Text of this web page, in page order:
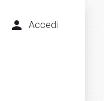
person Accedi